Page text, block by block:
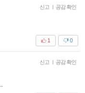
신고 | 공감 확인
0
1
신고 | 공감 확인